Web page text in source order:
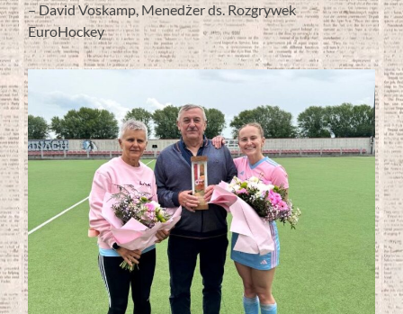
– David Voskamp, Menedżer ds. Rozgrywek
EuroHockey